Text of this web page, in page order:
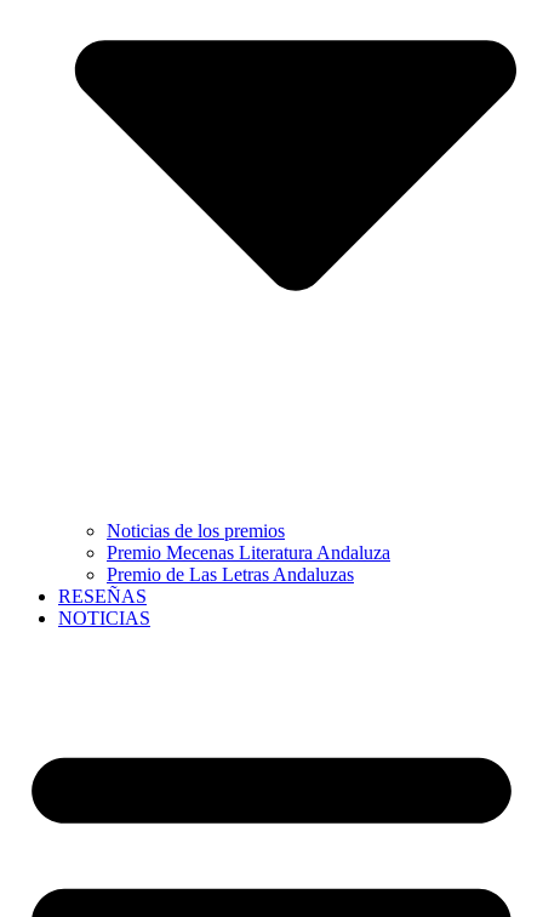
Noticias de los premios
Premio Mecenas Literatura Andaluza
Premio de Las Letras Andaluzas
RESEÑAS
NOTICIAS